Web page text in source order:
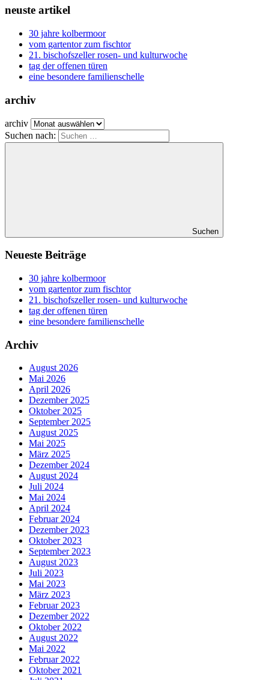
neuste artikel
30 jahre kolbermoor
vom gartentor zum fischtor
21. bischofszeller rosen- und kulturwoche
tag der offenen türen
eine besondere familienschelle
archiv
archiv
Suchen nach:
Suchen
Neueste Beiträge
30 jahre kolbermoor
vom gartentor zum fischtor
21. bischofszeller rosen- und kulturwoche
tag der offenen türen
eine besondere familienschelle
Archiv
August 2026
Mai 2026
April 2026
Dezember 2025
Oktober 2025
September 2025
August 2025
Mai 2025
März 2025
Dezember 2024
August 2024
Juli 2024
Mai 2024
April 2024
Februar 2024
Dezember 2023
Oktober 2023
September 2023
August 2023
Juli 2023
Mai 2023
März 2023
Februar 2023
Dezember 2022
Oktober 2022
August 2022
Mai 2022
Februar 2022
Oktober 2021